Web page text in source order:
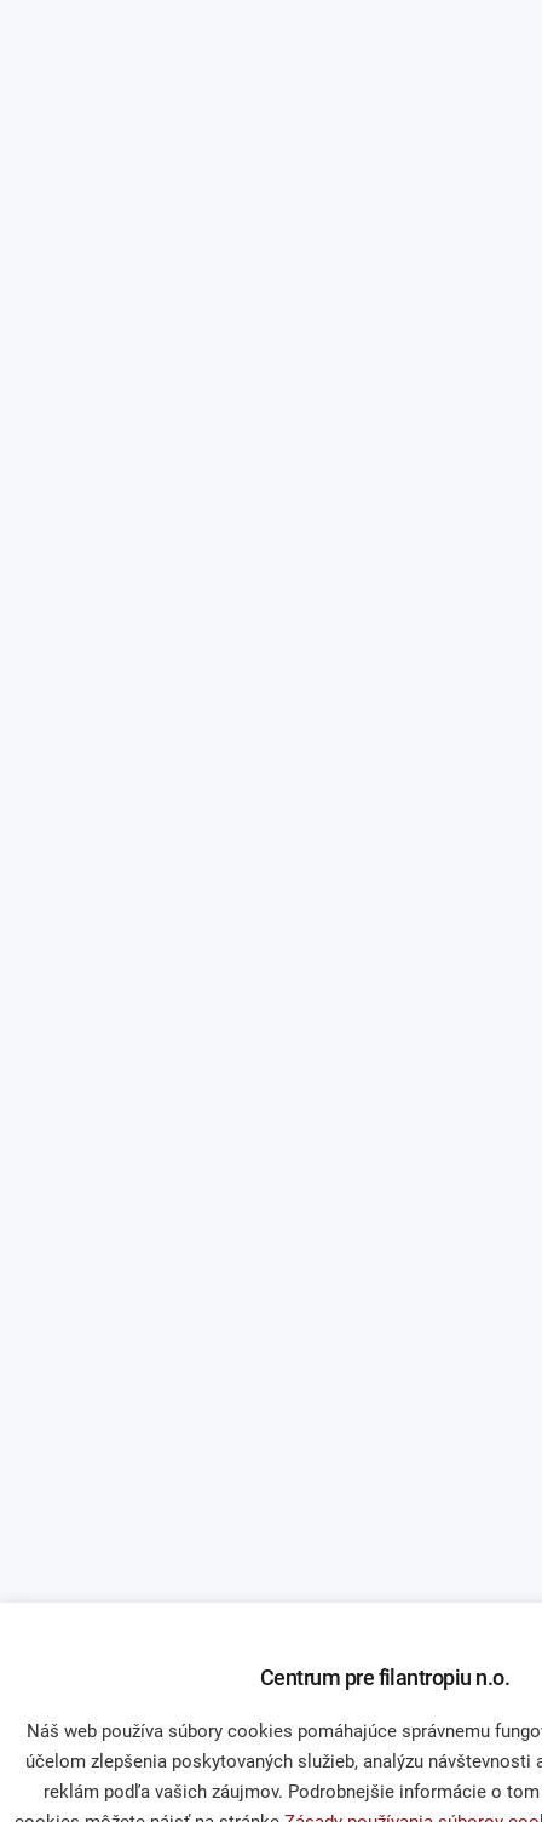
Centrum pre filantropiu n.o.
Náš web používa súbory cookies pomáhajúce správnemu
účelom zlepšenia poskytovaných služieb, analýzu návštevnosti
reklám podľa vašich záujmov. Podrobnejšie informácie o